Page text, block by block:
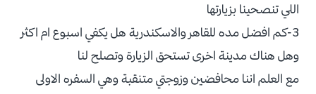
اللي تنصحينا بزيارتها
3-كم افضل مده للقاهر والاسكندرية هل يكفي اسبوع ام اكثر
وهل هناك مدينة اخرى تستحق الزيارة وتصلح لنا
مع العلم اننا محافضين وزوجتي متنقبة وهي السفره الاولى